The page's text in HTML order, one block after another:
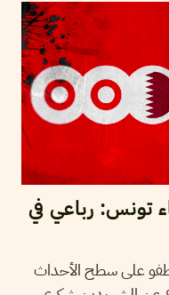
تونس: رباعي في
على سطح الأحداث